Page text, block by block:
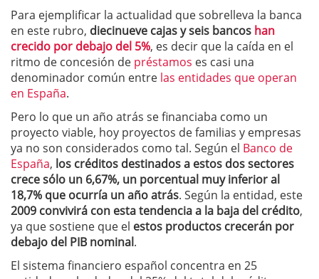
Para ejemplificar la actualidad que sobrelleva la banca
en este rubro, diecinueve cajas y seis bancos han
crecido por debajo del 5%, es decir que la caída en el
ritmo de concesión de préstamos es casi una
denominador común entre las entidades que operan
en España.
Pero lo que un año atrás se financiaba como un
proyecto viable, hoy proyectos de familias y empresas
ya no son considerados como tal. Según el Banco de
España, los créditos destinados a estos dos sectores
crece sólo un 6,67%, un porcentual muy inferior al
18,7% que ocurría un año atrás. Según la entidad, este
2009 convivirá con esta tendencia a la baja del crédito,
ya que sostiene que el estos productos crecerán por
debajo del PIB nominal.
El sistema financiero español concentra en 25